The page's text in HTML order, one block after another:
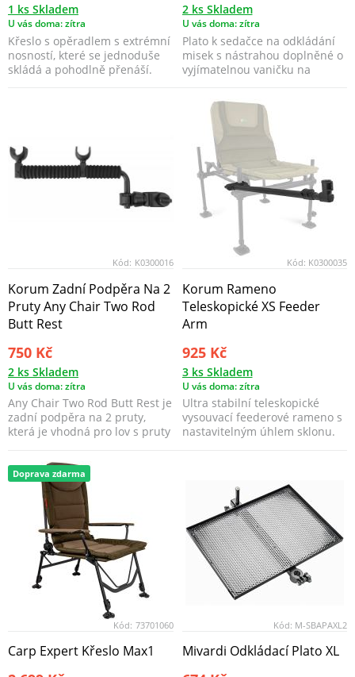
1 ks Skladem
U vás doma: zítra
Křeslo s opěradlem s extrémní
nosností, které se jednoduše
skládá a pohodlně přenáší.
2 ks Skladem
U vás doma: zítra
Plato k sedačce na odkládání
misek s nástrahou doplněné o
vyjímatelnou vaničku na
Kód: K0300016
Korum Zadní Podpěra Na 2
Pruty Any Chair Two Rod
Butt Rest
750 Kč
2 ks Skladem
U vás doma: zítra
Any Chair Two Rod Butt Rest je
zadní podpěra na 2 pruty,
která je vhodná pro lov s pruty
Kód: K0300035
Korum Rameno
Teleskopické XS Feeder
Arm
925 Kč
3 ks Skladem
U vás doma: zítra
Ultra stabilní teleskopické
vysouvací feederové rameno s
nastavitelným úhlem sklonu.
Doprava zdarma
Kód: 73701060
Carp Expert Křeslo Max1
Kód: M-SBAPAXL2
Mivardi Odkládací Plato XL